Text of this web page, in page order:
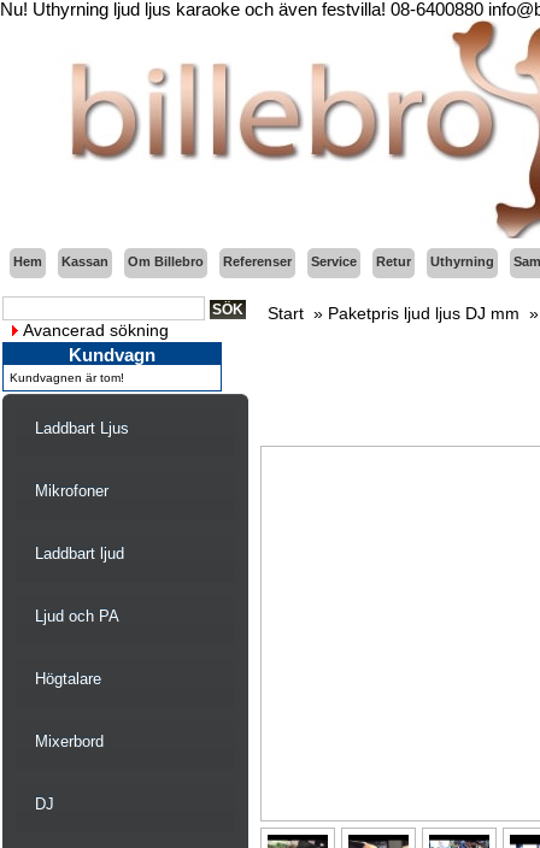
Nu! Uthyrning ljud ljus karaoke och även festvilla! 08-6400880
Hem Kassan Om Billebro Referenser Service Retur Uthyrning
Avancerad sökning
Kundvagn
Kundvagnen är tom!
Laddbart Ljus
Mikrofoner
Laddbart ljud
Ljud och PA
Högtalare
Mixerbord
DJ
Start » Paketpris ljud ljus DJ mm